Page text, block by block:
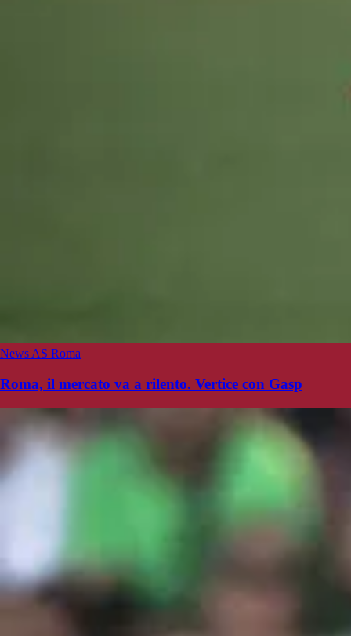
News AS Roma
Roma, il mercato va a rilento. Vertice con Gasp